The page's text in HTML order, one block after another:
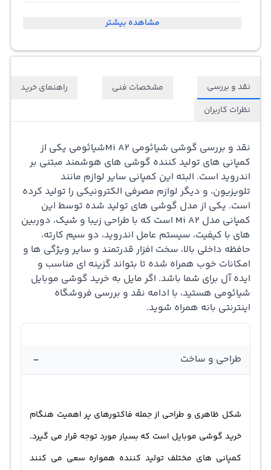
خرید گوشی موبایل شیائومی با امکانات و ویژگی های خوب در
فروشگاه اینترنتی بانه. گوشی هوشمند ام آی ای 2 « Xiaomi
طراحی زیبا و شیک و البته در رنگ بدنه ی زیبا تولید شده. بدنه
گوشی از جنس شیشه و آلومینیوم است که دوام بالای گوشی
اینچی لمسی با وضوح 1080 در 2160 پیکسل (403 پیکسل در
هر اینچ) است. Xiaomi Mi A2 از پردازنده ی هشت هسته ای
(4x2.2GHz + 4x1.8GHz) پشتیبانی می کند و با 6 گیگابایت
حافظه RAM همراه است. تلفن دارای 128 گیگابایت فضای ذخیره
سازی داخلی است که نمی تواند گسترش یابد. دوربین اصلی دو
گانه است؛ لنز 12 مگاپیکسل (1.25 میکرون و f / 1.8)، دوربین
مگاپیکسلی تولید شده است. دوربین اصلی و دوربین سلفی با
های زیبا و با کیفیت بگیرید. این گوشی همراه دارای باتری غیر
قابل جابجایی با ظرفیت 3000 میلی آمپر ساعت کار می کند.
(ارتفاع x عرض x ضخامت) و وزن 166.00 گرم اندازه گیری شده
GSM) است که Nano-SIM را می پذیرد. گزینه های اتصال شامل
مشاهده بیشتر
نقد و بررسی مشخصات فنی
راهنمای خرید
نظرات کاربران
نقد و بررسی گوشی شیائومی Mi A2
شیائومی یکی از
کمپانی های تولید کننده گوشی های هوشمند مبتنی بر
اندروید است. البته این کمپانی سایر لوازم مانند
تلویزیون، و دیگر لوازم مصرفی الکترونیکی را تولید کرده
است. یکی از مدل گوشی های تولید شده توسط این
کمپانی مدل Mi A2 است که با طراحی زیبا و شیک، دوربین
های با کیفیت، سیستم عامل اندروید، دو سیم کارته،
حافظه داخلی بالا، سخت افزار قدرتمند و سایر ویژگی ها و
امکانات خوب همراه شده تا بتواند گزینه ای مناسب و
ایده آل برای شما باشد. اگر مایل به خرید گوشی موبایل
شیائومی هستید، با ادامه نقد و بررسی فروشگاه
اینترنتی بانه همراه شوید.‌
طراحی و ساخت -
شکل ظاهری و طراحی از جمله فاکتورهای پر اهمیت هنگام
خرید گوشی موبایل است که بسیار مورد توجه قرار می گیرد.
کمپانی های مختلف تولید کننده همواره سعی می کنند